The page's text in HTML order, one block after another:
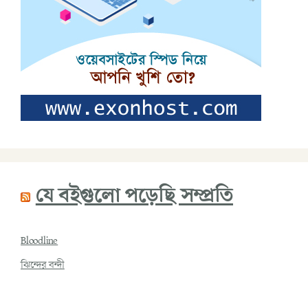
যে বইগুলো পড়েছি সম্প্রতি
Bloodline
ঝিন্দের বন্দী